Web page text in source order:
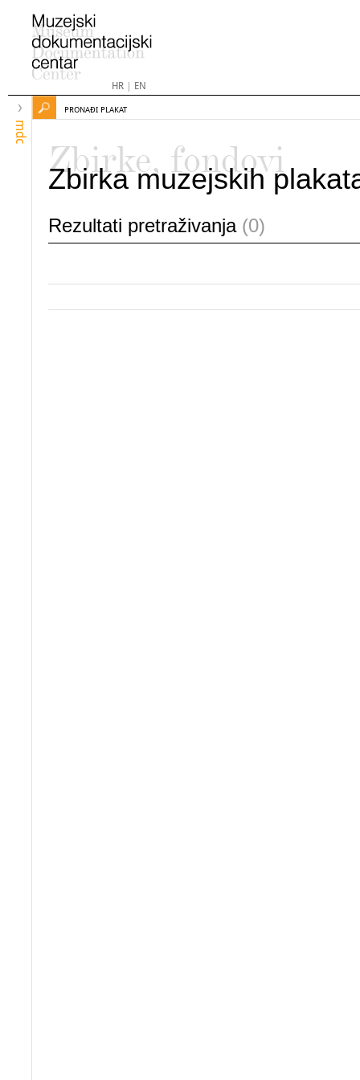
HR| EN
mdc
PRONAĐI PLAKAT
Zbirke, fondovi
Zbirka muzejskih
Rezultati pretraživanja (0)